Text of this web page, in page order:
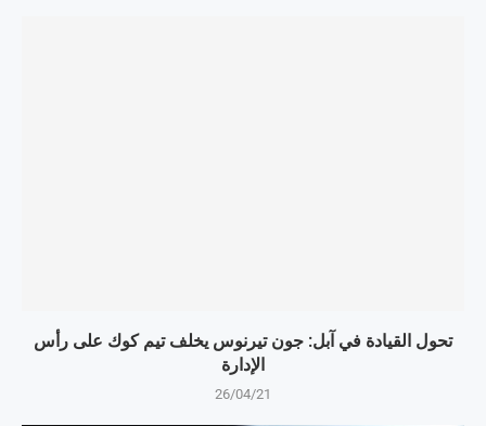
تحول القيادة في آبل: جون تيرنوس يخلف تيم كوك على رأس
الإدارة
26/04/21